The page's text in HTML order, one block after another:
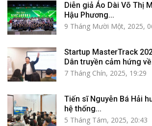
Diễn giả Áo Dài Võ Thị
Hậu Phương...
9 Tháng Mười Một, 2025,
Startup MasterTrack
Dân truyền cảm hứng
7 Tháng Chín, 2025, 19:29
Tiến sĩ Nguyễn Bá Hải
hệ thống...
5 Tháng Tám, 2025, 20:43